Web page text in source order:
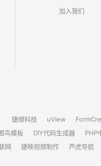
加入我们
捷顺科技 uView
鸟模板 DIY代码生成器
PHP
网 捷映视频制作 芦虎导航